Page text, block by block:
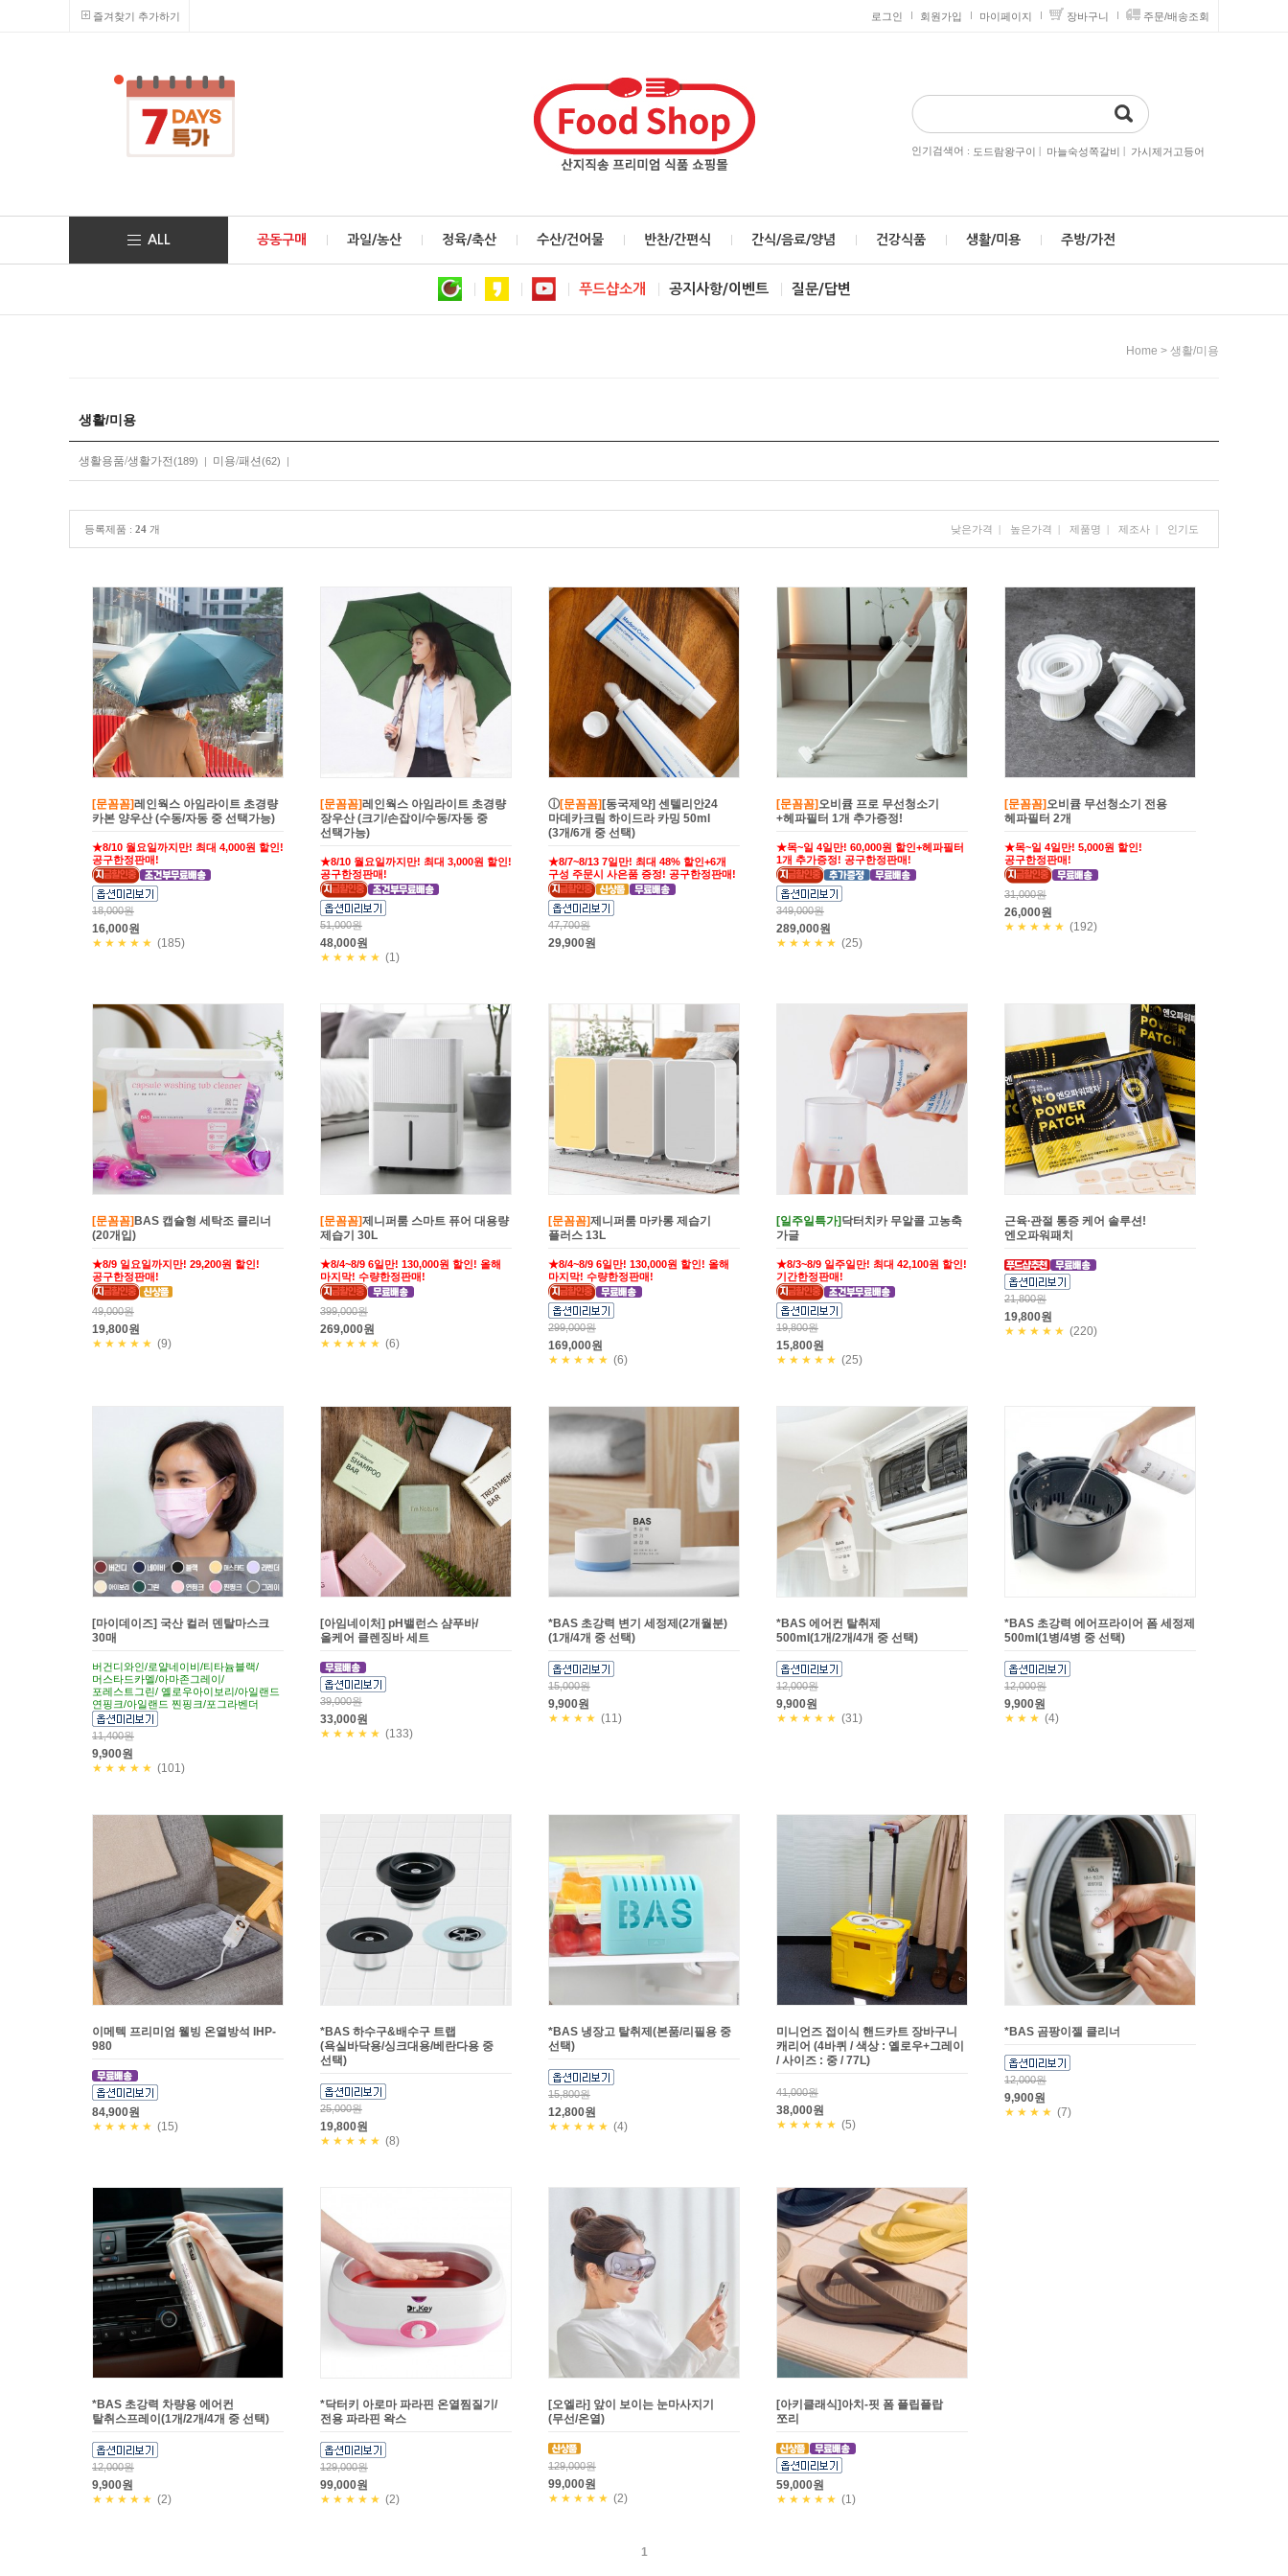
즐겨찾기 추가하기 로그인 회원가입 마이페이지 장바구니 주문/배송조회
인기검색어 : 도드람왕구이 | 마늘숙성쪽갈비 | 가시제거고등어
ALL 공동구매 과일/농산 정육/축산 수산/건어물 반찬/간편식 간식/음료/양념 건강식품 생활/미용 주방/가전
푸드샵소개 공지사항/이벤트 질문/답변
Home > 생활/미용
생활/미용
생활용품/생활가전(189) 미용/패션(62)
등록제품 : 24 개 낮은가격 높은가격 제품명 제조사 인기도
[문꼼꼼]레인웍스 아임라이트 초경량
카본 양우산 (수동/자동 중 선택가능)
★8/10 월요일까지만! 최대 4,000원 할인!
공구한정판매!
18,000원
16,000원
★★★★★ (185)
[문꼼꼼]레인웍스 아임라이트 초경량
장우산 (크기/손잡이/수동/자동 중
선택가능)
★8/10 월요일까지만! 최대 3,000원 할인!
공구한정판매!
51,000원
48,000원
★★★★★ (1)
ⓘ[문꼼꼼] [동국제약] 센텔리안24
마데카크림 하이드라 카밍 50ml
(3개/6개 중 선택)
★8/7~8/13 7일만! 최대 48% 할인+6개
구성 주문시 사은품 증정! 공구한정판매!
47,700원
29,900원
[문꼼꼼] 오비큠 프로 무선청소기
+헤파필터 1개 추가증정!
★목~일 4일만! 60,000원 할인+헤파필터
1개 추가증정! 공구한정판매!
349,000원
289,000원
★★★★★ (25)
[문꼼꼼] 오비큠 무선청소기 전용
헤파필터 2개
★목~일 4일만! 5,000원 할인!
공구한정판매!
31,000원
26,000원
★★★★★ (192)
[문꼼꼼] BAS 캡슐형 세탁조 클리너
(20개입)
★8/9 일요일까지만! 29,200원 할인!
공구한정판매!
49,000원
19,800원
★★★★★ (9)
[문꼼꼼]제니퍼룸 스마트 퓨어 대용량
제습기 30L
★8/4~8/9 6일만! 130,000원 할인! 올해
마지막! 수량한정판매!
399,000원
269,000원
★★★★★ (6)
[문꼼꼼]제니퍼룸 마카롱 제습기
플러스 13L
★8/4~8/9 6일만! 130,000원 할인! 올해
마지막! 수량한정판매!
299,000원
169,000원
★★★★★ (6)
[일주일특가] 닥터치카 무알콜 고농축
가글
★8/3~8/9 일주일만! 최대 42,100원 할인!
기간한정판매!
19,800원
15,800원
★★★★★ (25)
근육∙관절 통증 케어 솔루션!
엔오파워패치
21,800원
19,800원
★★★★★ (220)
[마이데이즈] 국산 컬러 덴탈마스크
30매
버건디와인/로얄네이비/티타늄블랙/
머스타드카멜/아마존그레이/
포레스트그린/ 옐로우아이보리/아일랜드
연핑크/아일랜드 찐핑크/포그라벤더
11,400원
9,900원
★★★★★ (101)
[아임네이처] pH밸런스 샴푸바/
올케어 클렌징바 세트
39,000원
33,000원
★★★★★ (133)
*BAS 초강력 변기 세정제(2개월분)
(1개/4개 중 선택)
15,000원
9,900원
★★★★ (11)
*BAS 에어컨 탈취제
500ml(1개/2개/4개 중 선택)
12,000원
9,900원
★★★★★ (31)
*BAS 초강력 에어프라이어 폼 세정제
500ml(1병/4병 중 선택)
12,000원
9,900원
★★★ (4)
이메텍 프리미엄 웰빙 온열방석 IHP-
980
84,900원
★★★★★ (15)
*BAS 하수구&배수구 트랩
(욕실바닥용/싱크대용/베란다용 중
선택)
25,000원
19,800원
★★★★★ (8)
*BAS 냉장고 탈취제(본품/리필용 중
선택)
15,800원
12,800원
★★★★★ (4)
미니언즈 접이식 핸드카트 장바구니
캐리어 (4바퀴 / 색상 : 옐로우+그레이
/ 사이즈 : 중 / 77L)
41,000원
38,000원
★★★★★ (5)
*BAS 곰팡이젤 클리너
12,000원
9,900원
★★★★ (7)
*BAS 초강력 차량용 에어컨
탈취스프레이(1개/2개/4개 중 선택)
12,000원
9,900원
★★★★★ (2)
*닥터키 아로마 파라핀 온열찜질기/
전용 파라핀 왁스
129,000원
99,000원
★★★★★ (2)
[오엘라] 앞이 보이는 눈마사지기
(무선/온열)
129,000원
99,000원
★★★★★ (2)
[아키클래식]아치-핏 폼 플립플랍
쪼리
59,000원
★★★★★ (1)
1